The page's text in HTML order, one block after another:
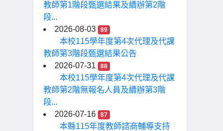
教師第1階段甄選結果及續辦第2階
段...
2026-08-03
89
本校115學年度第4次代理及代課
教師第3階段甄選結果公告
2026-07-31
88
本校115學年度第4次代理及代課
教師第2階無報名人員及續辦第3階
段...
2026-07-16
87
本縣115年度教師諮商輔導支持